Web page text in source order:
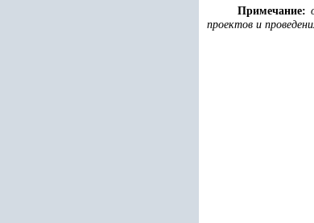
Примечание:
проектов и